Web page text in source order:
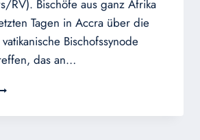
RV). Bischöfe aus ganz Afrika
Tagen in Accra über die
Bischofssynode
das an…